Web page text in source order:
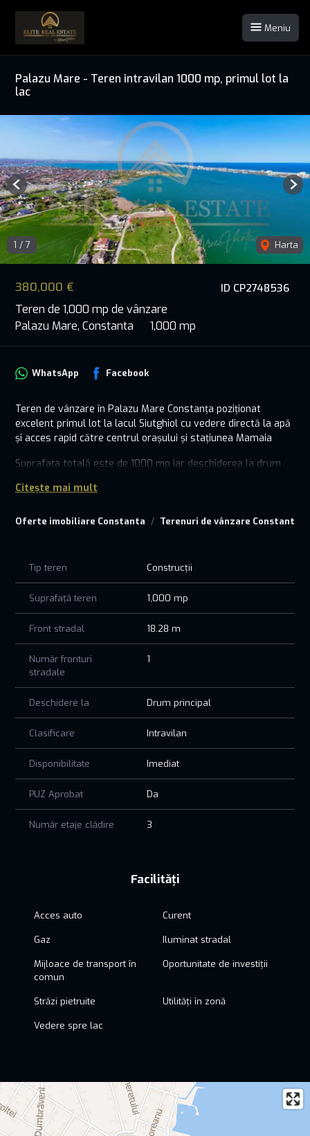
Meniu
Palazu Mare - Teren intravilan 1000 mp, primul lot la
lac
ID CP2748536
380,000 €
Teren de 1,000 mp de vânzare
Palazu Mare, Constanta
1,000 mp
1 / 7 Harta
Previous
Oferte imobiliare Constanta Terenuri de vânzare Constanta
WhatsApp Facebook
Teren de vânzare în Palazu Mare Constanța poziționat
excelent primul lot la lacul Siutghiol cu vedere directă la apă
și acces rapid către centrul orașului și stațiunea Mamaia
Suprafața totală este de 1000 mp iar deschiderea la drum
atât pentru locuință individuală cât și pentru proiecte de tip
într-o continuă dezvoltare urbanistică cu numeroase
construcții noi și acces facil la utilități
Terenul este intravilan construibil având toate actele în
regulă cadastru și intabulare fiind ideal pentru cei care caută
o locație premium în Constanța
Accesul se face pe drum amenajat iar toate utilitățile sunt în
proximitate apă canalizare electricitate și gaz.
Avantaje importante
Primul lot la lac poziție rară pe piață
Deschidere generoasă de 18,28 m
investiție imobiliară
Citește mai mult
Tip teren Construcții
Suprafață teren 1,000 mp
Front stradal 18.28 m
Număr fronturi
stradale
1
Deschidere la Drum principal
Clasificare Intravilan
Disponibilitate Imediat
PUZ Aprobat Da
Număr etaje clădire 3
Facilități
Acces auto Curent
Gaz Iluminat stradal
Mijloace de transport în
comun
Oportunitate de investiții
Străzi pietruite Utilități în zonă
Vedere spre lac